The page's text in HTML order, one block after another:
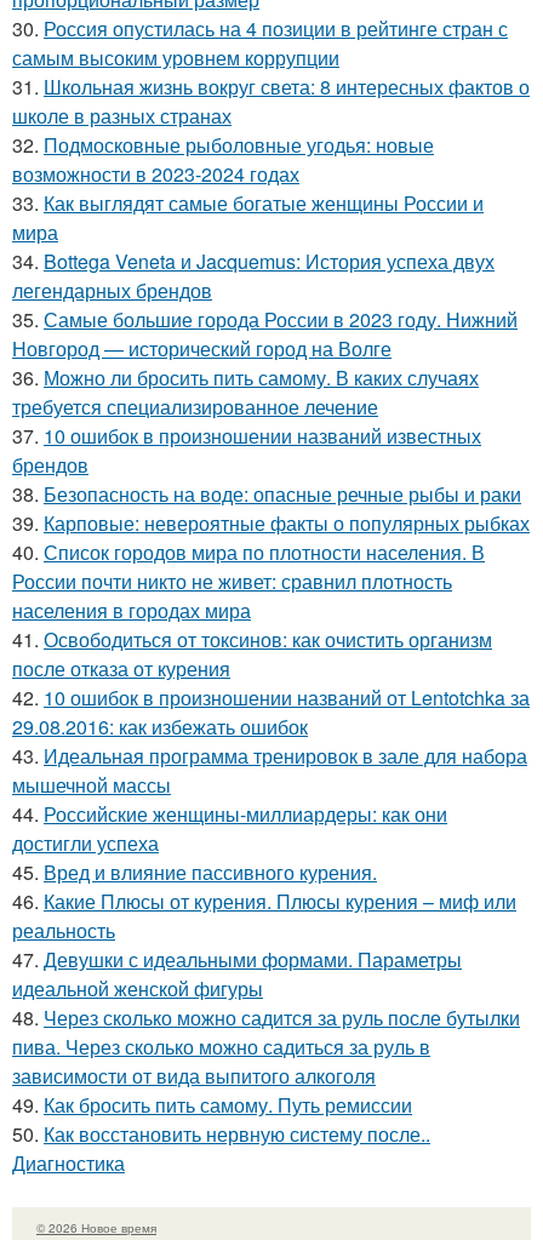
30. Россия опустилась на 4 позиции в рейтинге стран с
самым высоким уровнем коррупции
31. Школьная жизнь вокруг света: 8 интересных фактов о
школе в разных странах
32. Подмосковные рыболовные угодья: новые
возможности в 2023-2024 годах
33. Как выглядят самые богатые женщины России и
мира
34. Bottega Veneta и Jacquemus: История успеха двух
легендарных брендов
35. Самые большие города России в 2023 году. Нижний
Новгород — исторический город на Волге
36. Можно ли бросить пить самому. В каких случаях
требуется специализированное лечение
37. 10 ошибок в произношении названий известных
брендов
38. Безопасность на воде: опасные речные рыбы и раки
39. Карповые: невероятные факты о популярных рыбках
40. Список городов мира по плотности населения. В
России почти никто не живет: сравнил плотность
населения в городах мира
41. Освободиться от токсинов: как очистить организм
после отказа от курения
42. 10 ошибок в произношении названий от Lentotchka за
29.08.2016: как избежать ошибок
43. Идеальная программа тренировок в зале для набора
мышечной массы
44. Российские женщины-миллиардеры: как они
достигли успеха
45. Вред и влияние пассивного курения.
46. Какие Плюсы от курения. Плюсы курения – миф или
реальность
47. Девушки с идеальными формами. Параметры
идеальной женской фигуры
48. Через сколько можно садится за руль после бутылки
пива. Через сколько можно садиться за руль в
зависимости от вида выпитого алкоголя
49. Как бросить пить самому. Путь ремиссии
50. Как восстановить нервную систему после..
Диагностика
© 2026 Новое время